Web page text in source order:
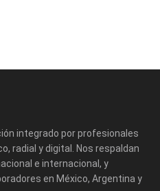
integrado por profesionales
radial y digital. Nos respaldan
e internacional, y
en México, Argentina y